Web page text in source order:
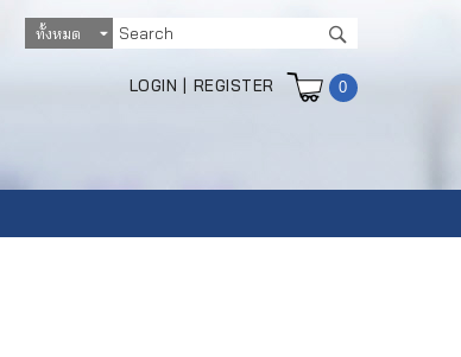
0
LOGIN | REGISTER